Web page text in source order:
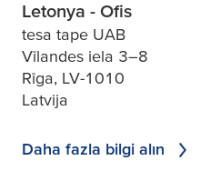
Letonya - Ofis
tesa tape UAB
Vīlandes iela 3–8
Rīga, LV-1010
Latvija
Daha fazla bilgi alın